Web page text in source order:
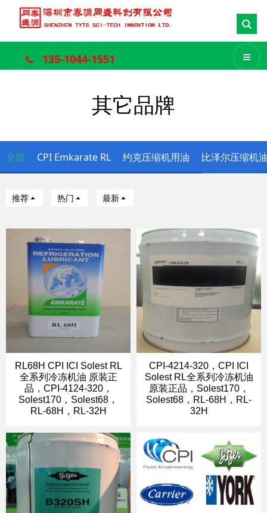
135-1044-1551
其它品牌
全部 CPI Emkarate RL 约克压缩机用油 比泽尔压缩机
推荐 热门 最新
RL68H CPI ICI Solest RL
全系列冷冻机油 原装正
品，CPI-4124-320，
Solest170，Solest68，
RL-68H，RL-32H
CPI-4214-320，CPI ICI
Solest RL全系列冷冻机油
原装正品，Solest170，
Solest68，RL-68H，RL-
32H